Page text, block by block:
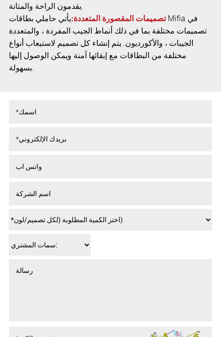
يقدمون الراحة والمتانة.
تصميمات المقصورة المتعددة:يأتي حاملي بطاقات Mifia في
تصميمات مختلفة بما في ذلك أنماط الجيب المفردة ، والمتعددة
الجيبات ، والأكورديون. يتم إنشاء كل تصميم لاستيعاب أنواع
مختلفة من البطاقات مع إبقائها آمنة ويمكن الوصول إليها
بسهولة.